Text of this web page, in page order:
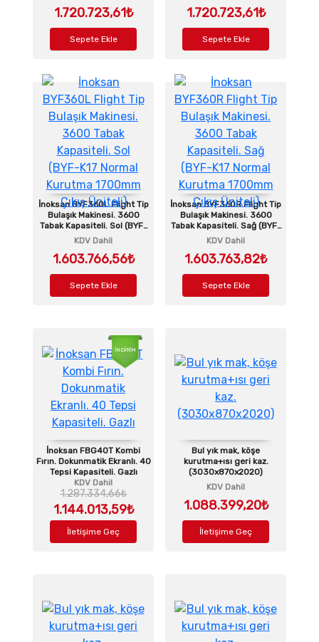
1.720.723,61₺
Sepete Ekle
1.720.723,61₺
Sepete Ekle
İnoksan BYF360L Flight Tip
Bulaşık Makinesi. 3600
Tabak Kapasiteli. Sol (BYF-
K17 Normal Kurutma
KDV Dahil
1.603.766,56₺
Sepete Ekle
İnoksan BYF360R Flight Tip
Bulaşık Makinesi. 3600
Tabak Kapasiteli. Sağ (BYF-
K17 Normal Kurutma
KDV Dahil
1.603.763,82₺
Sepete Ekle
İNDİRİM
İnoksan FBG40T Kombi
Fırın. Dokunmatik Ekranlı. 40
Tepsi Kapasiteli. Gazlı
KDV Dahil
1.287.334,66₺
1.144.013,59₺
İletişime Geç
Bul yık mak, köşe
kurutma+ısı geri kaz.
(3030x870x2020)
KDV Dahil
1.088.399,20₺
İletişime Geç